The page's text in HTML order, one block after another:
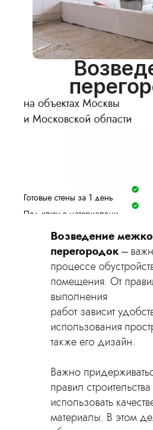
на объектах Москвы
и Московской области
Готовые стены за 1 день
Под ключ с материалами
Гарантия 2 года
Фиксируем цену в договоре
Оставить
Возведение
перегородок–
процессе
помещения. От
выполнения
работ зависит
использования
также его дизайн.
Важно
правил
использовать
материалы. В этом